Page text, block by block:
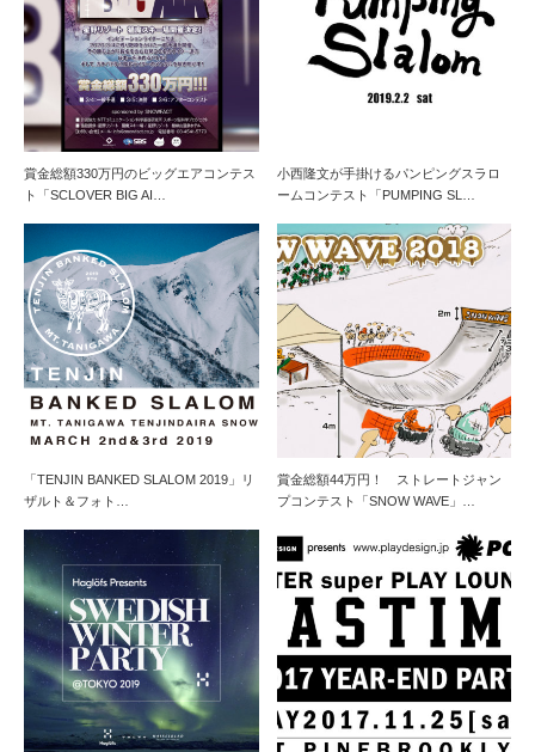
賞金総額330万円のビッグエアコンテス
ト「SCLOVER BIG AI…
小西隆文が手掛けるパンピングスラロ
ームコンテスト「PUMPING SL…
「TENJIN BANKED SLALOM 2019」リ
ザルト＆フォト…
賞金総額44万円！ ストレートジャン
プコンテスト「SNOW WAVE」…